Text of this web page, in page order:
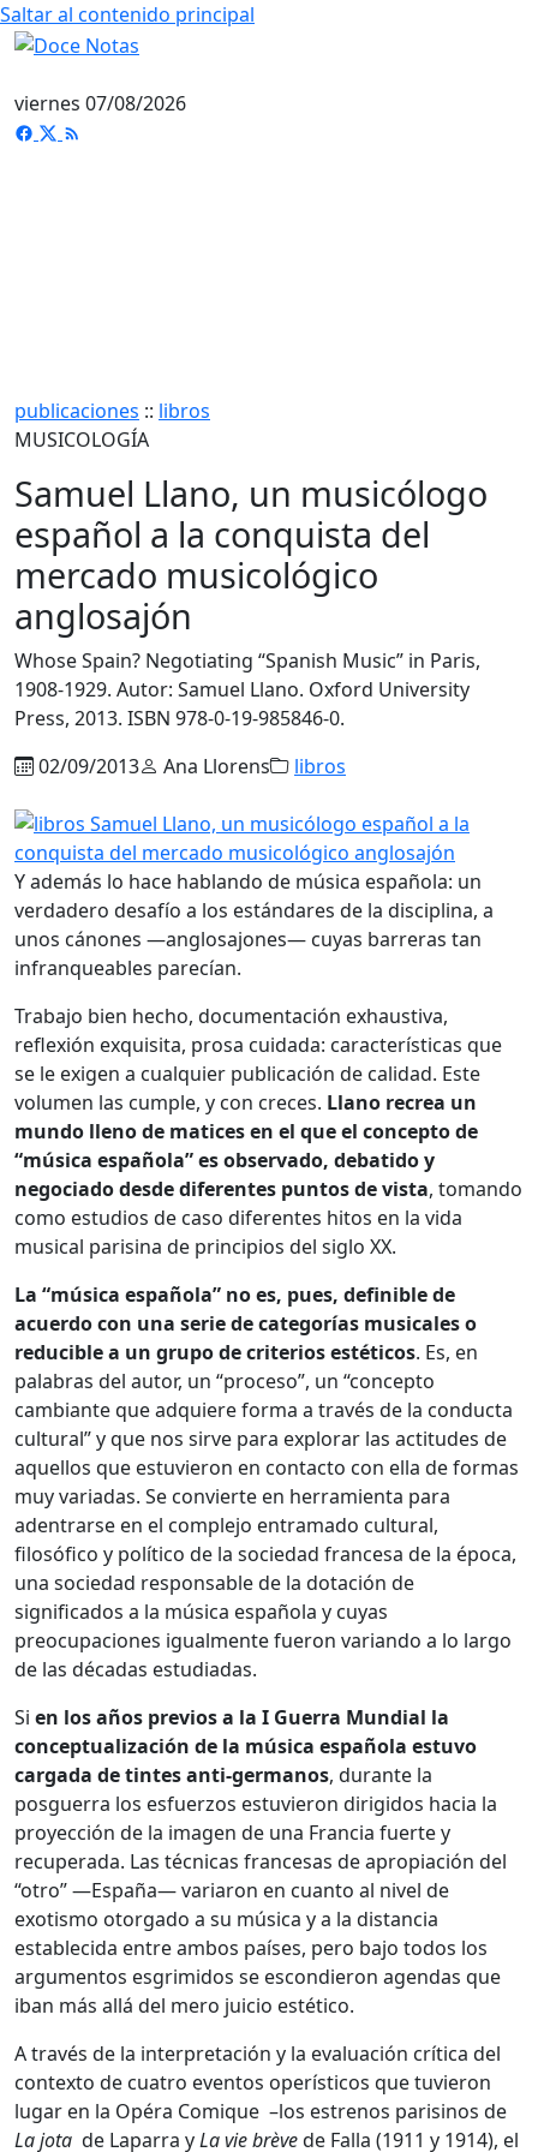
Saltar al contenido principal
viernes 07/08/2026
publicaciones :: libros
MUSICOLOGÍA
Samuel Llano, un musicólogo
español a la conquista del
mercado musicológico
anglosajón
Whose Spain? Negotiating “Spanish Music” in Paris,
1908-1929. Autor: Samuel Llano. Oxford University
Press, 2013. ISBN 978-0-19-985846-0.
02/09/2013
Ana Llorens libros
Y además lo hace hablando de música española: un
verdadero desafío a los estándares de la disciplina, a
unos cánones —anglosajones— cuyas barreras tan
infranqueables parecían.
Trabajo bien hecho, documentación exhaustiva,
reflexión exquisita, prosa cuidada: características que
se le exigen a cualquier publicación de calidad. Este
volumen las cumple, y con creces. Llano recrea un
mundo lleno de matices en el que el concepto de
“música española” es observado, debatido y
negociado desde diferentes puntos de vista, tomando
como estudios de caso diferentes hitos en la vida
musical parisina de principios del siglo XX.
La “música española” no es, pues, definible de
acuerdo con una serie de categorías musicales o
reducible a un grupo de criterios estéticos. Es, en
palabras del autor, un “proceso”, un “concepto
cambiante que adquiere forma a través de la conducta
cultural” y que nos sirve para explorar las actitudes de
aquellos que estuvieron en contacto con ella de formas
muy variadas. Se convierte en herramienta para
adentrarse en el complejo entramado cultural,
filosófico y político de la sociedad francesa de la época,
una sociedad responsable de la dotación de
significados a la música española y cuyas
preocupaciones igualmente fueron variando a lo largo
de las décadas estudiadas.
Si en los años previos a la I Guerra Mundial la
conceptualización de la música española estuvo
cargada de tintes anti-germanos, durante la
posguerra los esfuerzos estuvieron dirigidos hacia la
proyección de la imagen de una Francia fuerte y
recuperada. Las técnicas francesas de apropiación del
“otro” —España— variaron en cuanto al nivel de
exotismo otorgado a su música y a la distancia
establecida entre ambos países, pero bajo todos los
argumentos esgrimidos se escondieron agendas que
iban más allá del mero juicio estético.
A través de la interpretación y la evaluación crítica del
contexto de cuatro eventos operísticos que tuvieron
lugar en la Opéra Comique –los estrenos parisinos de
La jota de Laparra yLa vie brèvede Falla (1911 y 1914), el